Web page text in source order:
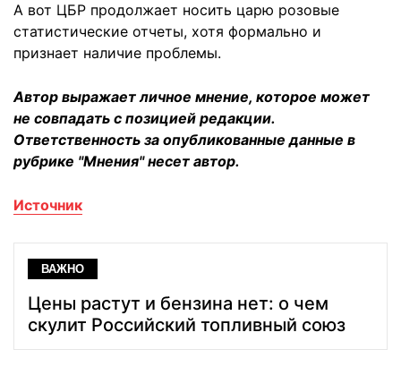
А вот ЦБР продолжает носить царю розовые
статистические отчеты, хотя формально и
признает наличие проблемы.
Автор выражает личное мнение, которое может
не совпадать с позицией редакции.
Ответственность за опубликованные данные в
рубрике "Мнения" несет автор.
Источник
ВАЖНО
Цены растут и бензина нет: о чем
скулит Российский топливный союз